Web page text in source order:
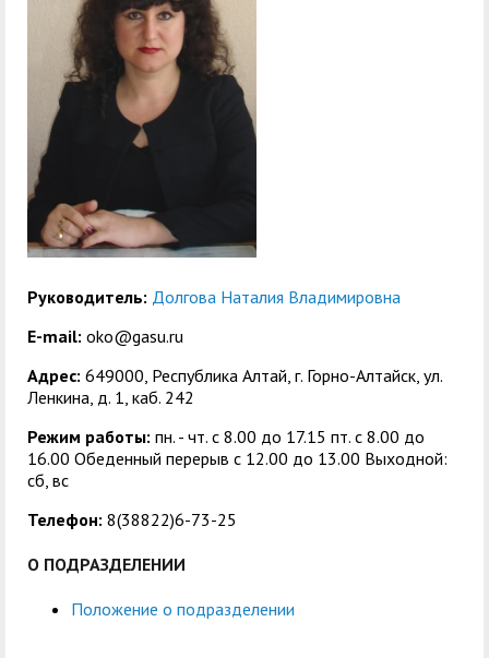
Образовательный
модуль «Обучение
служением»
отпуска обучающимся
Руководитель: Долгова Наталия Владимировна
E-mail: oko@gasu.ru
Адрес: 649000, Республика Алтай, г. Горно-Алтайск, ул.
Ленкина, д. 1, каб. 242
Режим работы: пн. - чт. с 8.00 до 17.15 пт. c 8.00 до
16.00 Обеденный перерыв с 12.00 до 13.00 Выходной:
сб, вс
Телефон: 8(38822)6-73-25
О ПОДРАЗДЕЛЕНИИ
Положение о подразделении